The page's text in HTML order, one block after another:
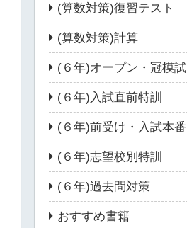
(算数対策)復習テスト
(算数対策)計算
(６年)オープン・冠模試
(６年)入試直前特訓
(６年)前受け・入試本番
(６年)志望校別特訓
(６年)過去問対策
おすすめ書籍